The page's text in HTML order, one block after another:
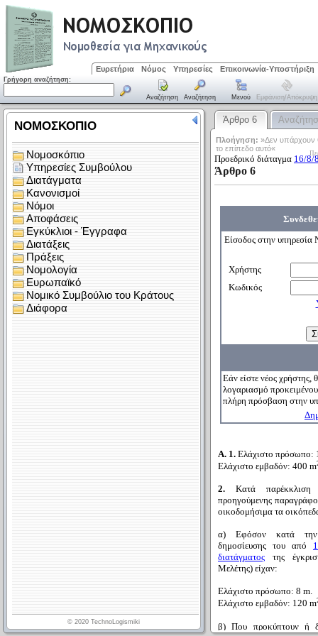
Ευρετήρια Νόμος Υπηρεσίες Επικοινωνία-Υποστήριξη
Γρήγορη αναζήτηση:
Αναζήτηση Αναζήτηση Μενού Εμφάνιση/απόκρυψη
Άρθρο 6